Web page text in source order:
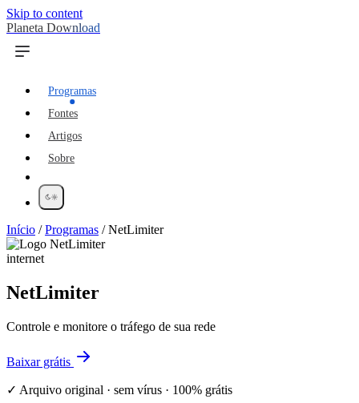
Skip to content
Planeta Download
Programas
Fontes
Artigos
Sobre
Início /Programas /NetLimiter
internet
NetLimiter
Controle e monitore o tráfego de sua rede
Baixar grátis
✓ Arquivo original · sem vírus · 100% grátis